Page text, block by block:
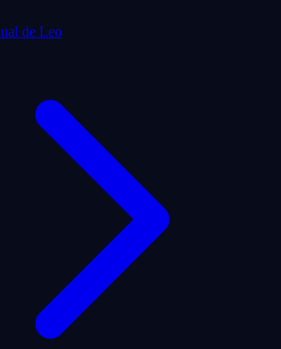
de Leo